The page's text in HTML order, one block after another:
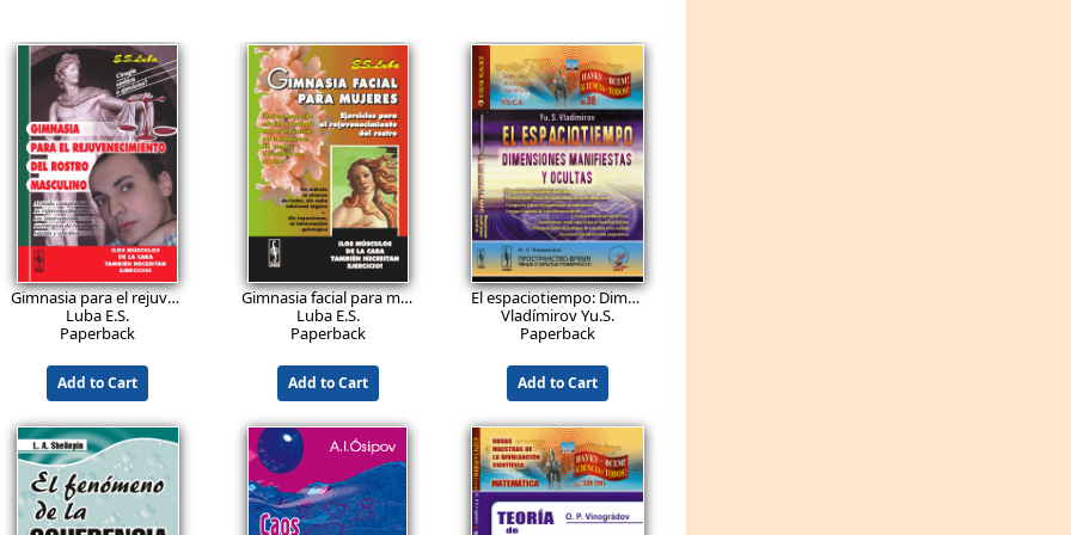
A. M.
Geometría: Sistemas de axiomas de la geometría euclídea. Espacios generalizados
Iegórov I.P.
Paperback
Add to Cart
Elementos de matemática discreta: Grafos y sus aplicaciones. Combinatoria. Relaciones recurrentes. Funciones generatrices
Dezá E. I., Módel D. L.
Paperback
Add to Cart
Curso de ecuaciones diferenciales
Stepánov V. V.
Paperback
Add to Cart
43.9
Geometría intuitiva.№ 214
Hilbert D., Cohn-Vossen S.
Paperback
Add to Cart
24.9
Mecánica cuántica en ocho lecciones: Exposición completamente original, dinámica, emocional y concisa que inculca el gusto por el enfoque mecanocuántico y hace «sentir» esta ciencia
Tarásov L.V.
Paperback
Add to Cart
29.9
Programación para principiantes con ejemplos en Python, Pascal y seudocódigo: Particularidades de los principales operadores en diferentes lenguajes de programación. Métodos de resolución de problemas típicos. Algoritmos básicos. Consejos útiles. Una ayuda invaluable en el estudio de cualquier lenguaje de programación.
Zlatopolski D. M.
Paperback
Add to Cart
M.V.
14.9 EUR
Gimnasia para el rejuvenecimiento del rostro masculino
Luba E.S.
Paperback
Add to Cart
14.9
Gimnasia facial para mujeres. Ejercicios para el rejuvenecimiento del rostro
Luba E.S.
Paperback
Add to Cart
29.9EUR
El espaciotiempo: Dimensiones manifiestas y ocultas.
Vladímirov Yu.S.
Paperback
Add to Cart